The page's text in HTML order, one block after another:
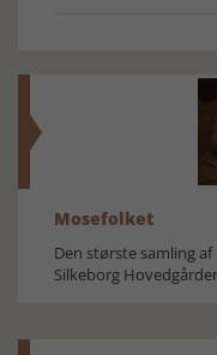
Mosefolket
Den største samling
Silkeborg